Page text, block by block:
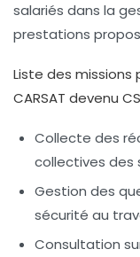
salariés dans la
prestations
Liste des missions
CARSAT devenu
Collecte des
collectives des
Gestion des
sécurité au
Consultation